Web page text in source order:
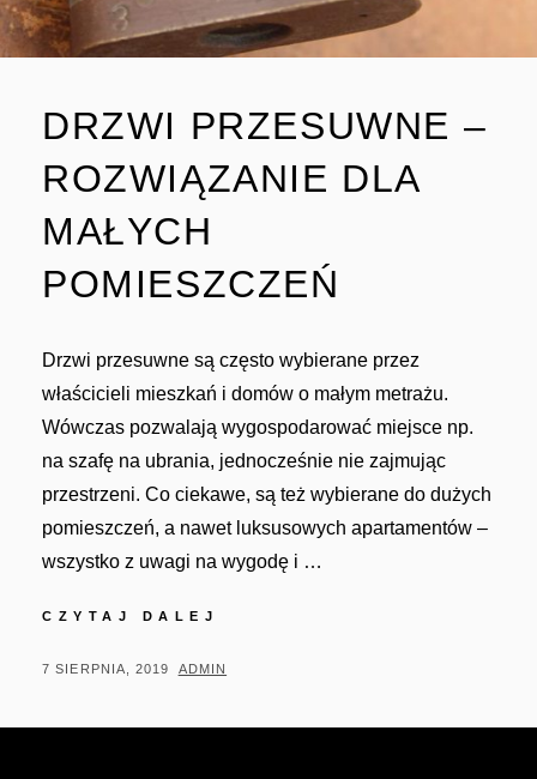
DRZWI PRZESUWNE –
ROZWIĄZANIE DLA
MAŁYCH
POMIESZCZEŃ
Drzwi przesuwne są często wybierane przez
właścicieli mieszkań i domów o małym metrażu.
Wówczas pozwalają wygospodarować miejsce np.
na szafę na ubrania, jednocześnie nie zajmując
przestrzeni. Co ciekawe, są też wybierane do dużych
pomieszczeń, a nawet luksusowych apartamentów –
wszystko z uwagi na wygodę i …
CZYTAJ DALEJ
–
POSTED
7 SIERPNIA, 2019 BY
ADMIN